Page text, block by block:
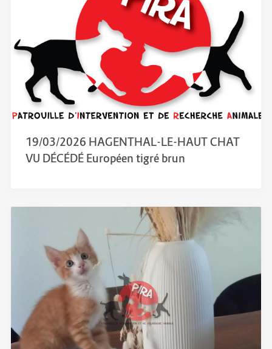
19/03/2026 HAGENTHAL-LE-HAUT CHAT
VU DÉCÉDÉ Européen tigré brun